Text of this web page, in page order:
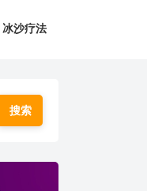
冰沙疗法
搜索